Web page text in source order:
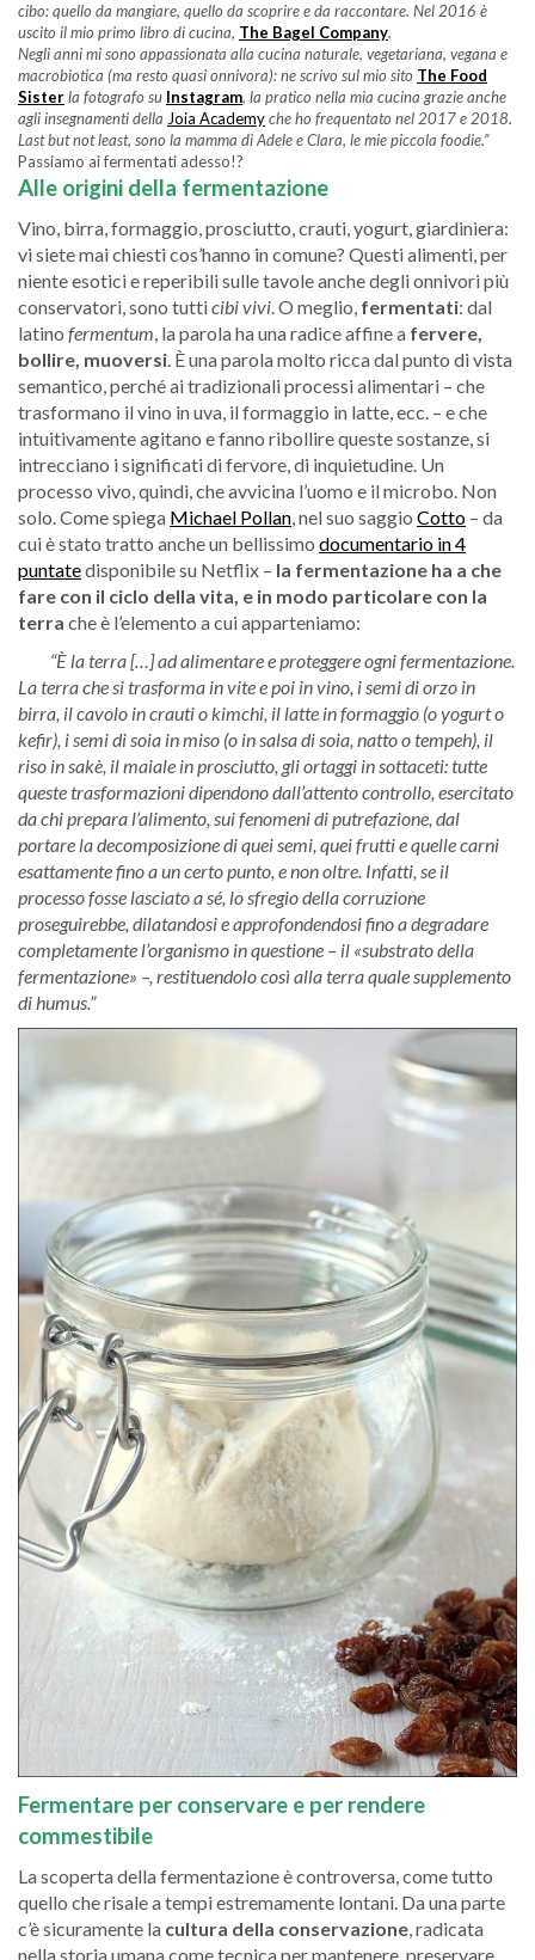
cibo: quello da mangiare, quello da scoprire e da raccontare. Nel 2016 è
uscito il mio primo libro di cucina, The Bagel Company.
Negli anni mi sono appassionata alla cucina naturale, vegetariana, vegana e
macrobiotica (ma resto quasi onnivora): ne scrivo sul mio sito The Food
Sisterla fotografo su Instagram, la pratico nella mia cucina grazie anche
agli insegnamenti della Joia Academyche ho frequentato nel 2017 e 2018.
Last but not least, sono la mamma di Adele e Clara, le mie piccola foodie.”
Passiamo ai fermentati adesso!?
Alle origini della fermentazione
Vino, birra, formaggio, prosciutto, crauti, yogurt, giardiniera:
vi siete mai chiesti cos’hanno in comune? Questi alimenti, per
niente esotici e reperibili sulle tavole anche degli onnivori più
conservatori, sono tutticibi vivi. O meglio, fermentati: dal
latino fermentum, la parola ha una radice affine a fervere,
bollire, muoversi. È una parola molto ricca dal punto di vista
semantico, perché ai tradizionali processi alimentari – che
trasformano il vino in uva, il formaggio in latte, ecc. – e che
intuitivamente agitano e fanno ribollire queste sostanze, si
intrecciano i significati di fervore, di inquietudine. Un
processo vivo, quindi, che avvicina l’uomo e il microbo. Non
solo. Come spiega Michael Pollan, nel suo saggio Cotto – da
cui è stato tratto anche un bellissimo documentario in 4
puntatedisponibile su Netflix – la fermentazione ha a che
fare con il ciclo della vita, e in modo particolare con la
terra che è l’elemento a cui apparteniamo:
“È la terra […] ad alimentare e proteggere ogni fermentazione.
La terra che si trasforma in vite e poi in vino, i semi di orzo in
birra, il cavolo in crauti o kimchi, il latte in formaggio (o yogurt o
kefir), i semi di soia in miso (o in salsa di soia, natto o tempeh), il
riso in sakè, il maiale in prosciutto, gli ortaggi in sottaceti: tutte
queste trasformazioni dipendono dall’attento controllo, esercitato
da chi prepara l’alimento, sui fenomeni di putrefazione, dal
portare la decomposizione di quei semi, quei frutti e quelle carni
esattamente fino a un certo punto, e non oltre. Infatti, se il
processo fosse lasciato a sé, lo sfregio della corruzione
proseguirebbe, dilatandosi e approfondendosi fino a degradare
completamente l’organismo in questione – il «substrato della
fermentazione» –, restituendolo così alla terra quale supplemento
di humus.”
Fermentare per conservare e per rendere
commestibile
La scoperta della fermentazione è controversa, come tutto
quello che risale a tempi estremamente lontani. Da una parte
c’è sicuramente la cultura della conservazione , radicata
nella storia umana come tecnica per mantenere, preservare,